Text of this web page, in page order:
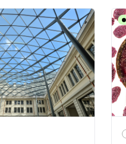
SHOPPING
Hôtel-Dieu
l'Hôpital - 69002 Lyon
2ème
hotel-dieu.com/